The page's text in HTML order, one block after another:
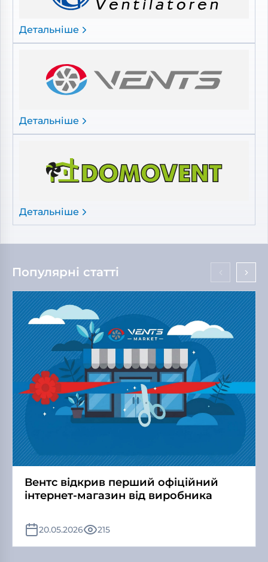
Детальніше
Детальніше
Детальніше
Популярні статті
Вентс відкрив перший офіційний
інтернет-магазин від виробника
20.05.2026 215